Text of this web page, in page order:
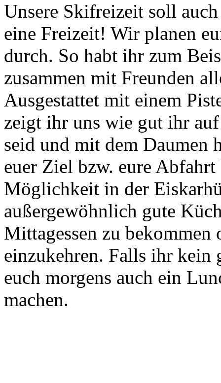
Unsere Skifreizeit soll
eine Freizeit! Wir planen
durch. So habt ihr zum
zusammen mit Freunden
Ausgestattet mit einem
zeigt ihr uns wie gut ihr
seid und mit dem Daumen
euer Ziel bzw. eure
Möglichkeit in der
außergewöhnlich gute
Mittagessen zu bekommen
einzukehren. Falls ihr
euch morgens auch ein
machen.